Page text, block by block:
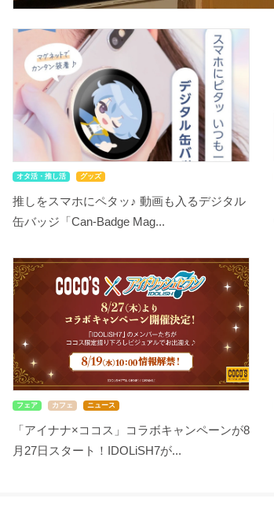
オタ活・推し活 グッズ
推しをスマホにペタッ♪ 動画も入るデジタル
缶バッジ「Can-Badge Mag...
フェア カフェ ニュース
「アイナナ×ココス」コラボキャンペーンが8
月27日スタート！IDOLiSH7が...